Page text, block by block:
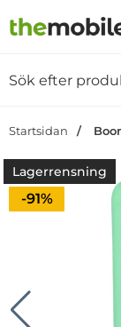
Startsidan
Lagerrensning
Priset är
-91%